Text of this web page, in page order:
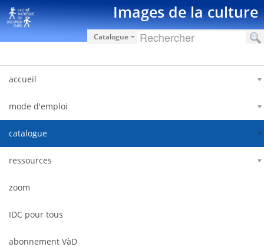
跳转到内容 Images de la culture
Catalogue
accueil
mode d'emploi
catalogue
ressources
zoom
IDC pour tous
abonnement VàD